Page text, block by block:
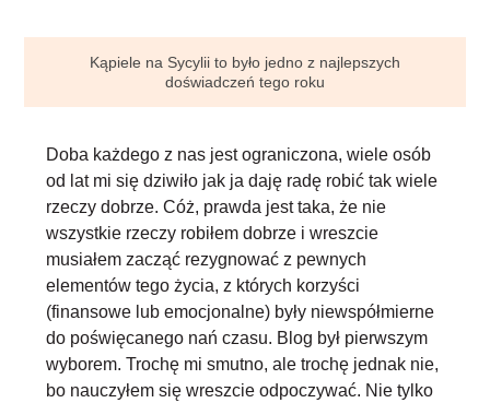
Kąpiele na Sycylii to było jedno z najlepszych
doświadczeń tego roku
Doba każdego z nas jest ograniczona, wiele osób
od lat mi się dziwiło jak ja daję radę robić tak wiele
rzeczy dobrze. Cóż, prawda jest taka, że nie
wszystkie rzeczy robiłem dobrze i wreszcie
musiałem zacząć rezygnować z pewnych
elementów tego życia, z których korzyści
(finansowe lub emocjonalne) były niewspółmierne
do poświęcanego nań czasu. Blog był pierwszym
wyborem. Trochę mi smutno, ale trochę jednak nie,
bo nauczyłem się wreszcie odpoczywać. Nie tylko